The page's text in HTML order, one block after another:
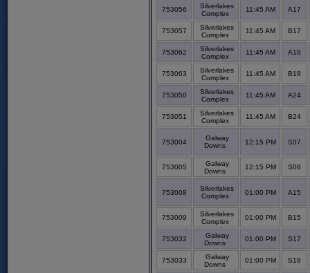
753056
Silverlakes
Complex
11:45 AM A17
753057
Silverlakes
Complex
11:45 AM B17
753062
Silverlakes
Complex
11:45 AM A18
753063
Silverlakes
Complex
11:45 AM B18
753050
Silverlakes
Complex
11:45 AM A24
753051
Silverlakes
Complex
11:45 AM B24
753004
Galway
Downs
12:15 PM S07
753005
Galway
Downs
12:15 PM S08
753008
Silverlakes
Complex
01:00 PM A15
753009
Silverlakes
Complex
01:00 PM B15
753032
Galway
Downs
01:00 PM S17
753033
Galway
Downs
01:00 PM S18